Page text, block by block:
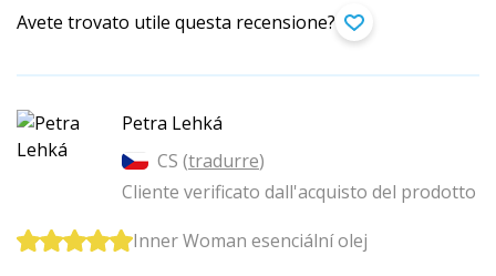
Avete trovato utile questa recensione?
Petra Lehká
CS (tradurre)
Cliente verificato dall'acquisto del prodotto
Inner Woman esenciální olej